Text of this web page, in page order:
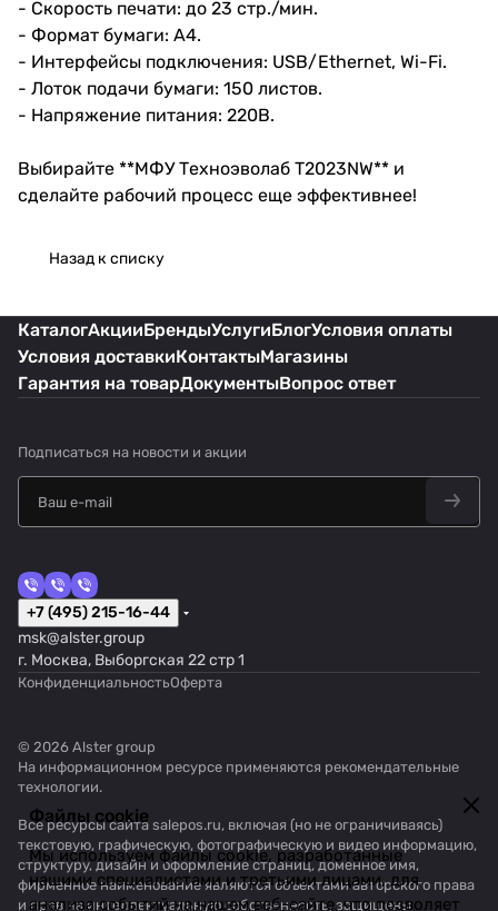
- Скорость печати: до 23 стр./мин.
- Формат бумаги: А4.
- Интерфейсы подключения: USB/Ethernet, Wi-Fi.
- Лоток подачи бумаги: 150 листов.
- Напряжение питания: 220В.
Выбирайте **МФУ Техноэволаб T2023NW** и
сделайте рабочий процесс еще эффективнее!
Назад к списку
Файлы cookie
Мы используем файлы cookie, разработанные
нашими специалистами и третьими лицами, для
анализа событий на нашем веб-сайте, что позволяет
КаталогАкцииБрендыУслугиБлогУсловия оплаты
Условия доставкиКонтактыМагазины
Гарантия на товарДокументыВопрос ответ
Подписаться на новости и акции
+7 (495) 215-16-44
msk@alster.group
г. Москва, Выборгская 22 стр 1
КонфиденциальностьОферта
© 2026 Alster group
На информационном ресурсе применяются рекомендательные
технологии.
Все ресурсы сайта salepos.ru, включая (но не ограничиваясь)
текстовую, графическую, фотографическую и видео информацию,
структуру, дизайн и оформление страниц, доменное имя,
фирменное наименование являются объектами авторского права
и прав на интеллектуальную собственность, защищены